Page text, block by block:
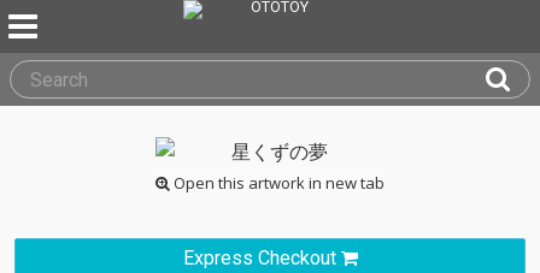
Open this artwork in new tab
Express Checkout